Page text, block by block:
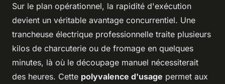
Sur le plan opérationnel, la rapidité d'exécution
devient un véritable avantage concurrentiel. Une
trancheuse électrique professionnelle traite plusieurs
kilos de charcuterie ou de fromage en quelques
minutes, là où le découpage manuel nécessiterait
des heures. Cette polyvalence d'usage permet aux